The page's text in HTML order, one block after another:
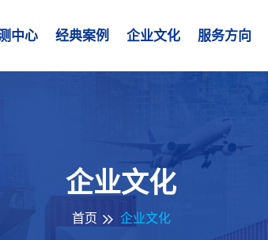
中心 经典案例 企业文化 服务方向
企业文化
首页 企业文化